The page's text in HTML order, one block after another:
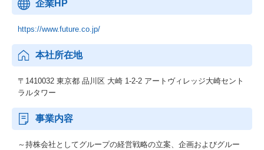
企業HP
https://www.future.co.jp/
本社所在地
〒1410032 東京都 品川区 大崎 1-2-2 アートヴィレッジ大崎セント
ラルタワー
事業内容
～持株会社としてグループの経営戦略の立案、企画およびグルー